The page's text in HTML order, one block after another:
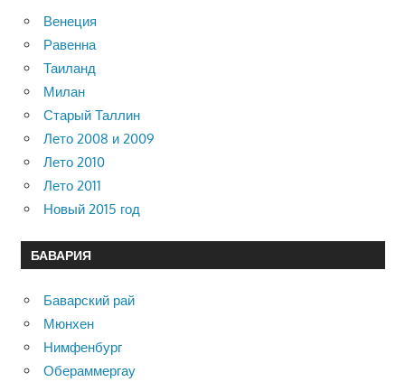
Венеция
Равенна
Таиланд
Милан
Старый Таллин
Лето 2008 и 2009
Лето 2010
Лето 2011
Новый 2015 год
БАВАРИЯ
Баварский рай
Мюнхен
Нимфенбург
Обераммергау